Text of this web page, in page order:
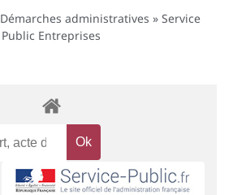
Démarches administratives » Service
Public Entreprises